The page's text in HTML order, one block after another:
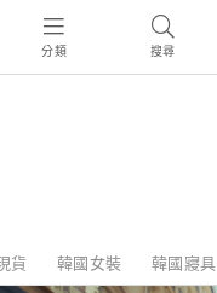
分類 搜尋
貨 韓國女裝 韓國寢具